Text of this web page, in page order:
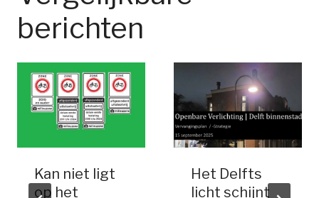
berichten
Kan niet ligt
op het
Het Delfts
licht schijnt